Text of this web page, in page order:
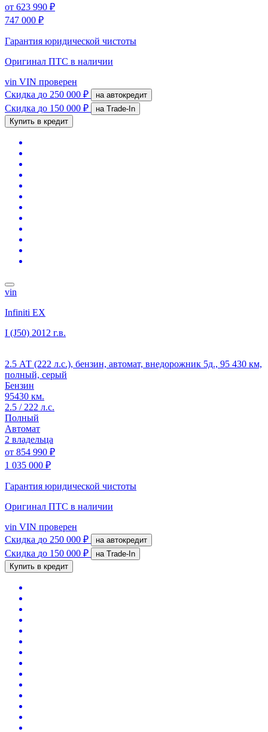
от 623 990 ₽
747 000 ₽
Гарантия юридической чистоты
Оригинал ПТС в наличии
vin VIN проверен
Скидка до 250 000 ₽ на автокредит
Скидка до 150 000 ₽
на Trade-In
Купить в кредит
vin
Infiniti EX
I (J50) 2012 г.в.
2.5 АТ (222 л.с.), бензин, автомат, внедорожник 5д., 95 430 км,
полный, серый
Бензин
95430 км.
2.5 / 222 л.с.
Полный
Автомат
2 владельца
от 854 990 ₽
1 035 000 ₽
Гарантия юридической чистоты
Оригинал ПТС в наличии
vin VIN проверен
Скидка до 250 000 ₽ на автокредит
Скидка до 150 000 ₽
на Trade-In
Купить в кредит